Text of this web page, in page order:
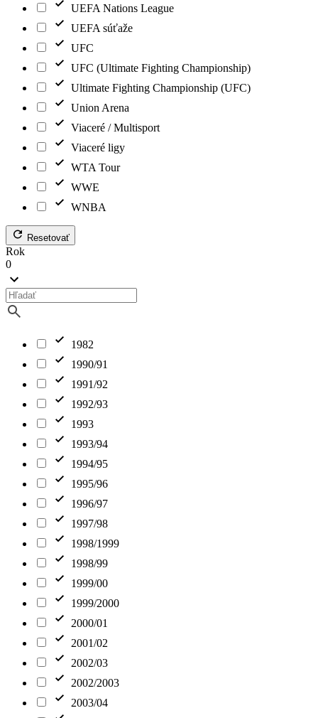
UEFA Nations League
UEFA súťaže
UFC
UFC (Ultimate Fighting Championship)
Ultimate Fighting Championship (UFC)
Union Arena
Viaceré / Multisport
Viaceré ligy
WTA Tour
WWE
WNBA
Resetovať
Rok
0
1982
1990/91
1991/92
1992/93
1993
1993/94
1994/95
1995/96
1996/97
1997/98
1998/1999
1998/99
1999/00
1999/2000
2000/01
2001/02
2002/03
2002/2003
2003/04